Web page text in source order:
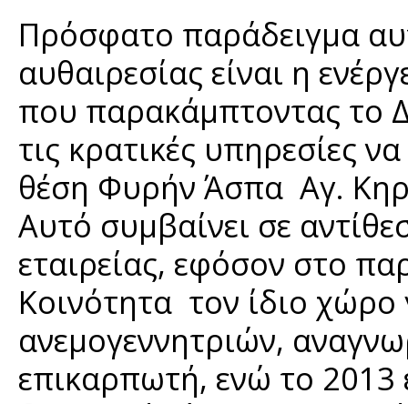
Πρόσφατο παράδειγμα
αυθαιρεσίας είναι η
που παρακάμπτοντας το
τις κρατικές υπηρεσίες
θέση Φυρήν Άσπα Αγ.
Αυτό συμβαίνει σε
εταιρείας, εφόσον στο
Κοινότητα τον ίδιο
ανεμογεννητριών,
επικαρπωτή, ενώ το 2013